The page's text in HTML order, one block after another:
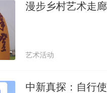
漫步乡村艺术走
艺术活动
中新真探：自行